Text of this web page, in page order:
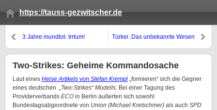
https://tauss-gezwitscher.de
3 Jahre mundtot- Irrtum! Türkei. Das unbekannte Wesen
Two-Strikes: Geheime Kommandosache
Laut eines Heise Artikels von Stefan Krempl „formieren“ sich die Gegner
eines deutschen „Two-Strikes“ Modells. Bei einer Tagung des
Providerverbands ECO in Berlin äußerten sich sowohl
Bundestagsabgeordnete von Union (Michael Kretschmer) als auch SPD